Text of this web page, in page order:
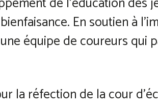
En soutien à
équipe de coureurs qui
la réfection de la cour